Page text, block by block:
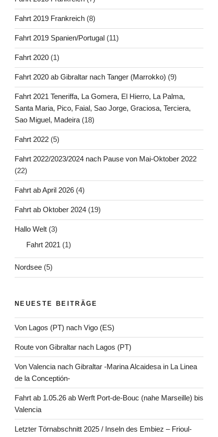
Fahrt 2019 Frankreich (8)
Fahrt 2019 Spanien/Portugal (11)
Fahrt 2020 (1)
Fahrt 2020 ab Gibraltar nach Tanger (Marrokko) (9)
Fahrt 2021 Teneriffa, La Gomera, El Hierro, La Palma,
Santa Maria, Pico, Faial, Sao Jorge, Graciosa, Terciera,
Sao Miguel, Madeira (18)
Fahrt 2022 (5)
Fahrt 2022/2023/2024 nach Pause von Mai-Oktober 2022
(22)
Fahrt ab April 2026 (4)
Fahrt ab Oktober 2024 (19)
Hallo Welt (3)
Fahrt 2021 (1)
Nordsee (5)
NEUESTE BEITRÄGE
Von Lagos (PT) nach Vigo (ES)
Route von Gibraltar nach Lagos (PT)
Von Valencia nach Gibraltar -Marina Alcaidesa in La Linea
de la Conceptión-
Fahrt ab 1.05.26 ab Werft Port-de-Bouc (nahe Marseille) bis
Valencia
Letzter Törnabschnitt 2025 / Inseln des Embiez – Frioul-